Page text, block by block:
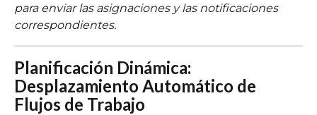
para enviar las asignaciones y las notificaciones
correspondientes.
Planificación Dinámica:
Desplazamiento Automático de
Flujos de Trabajo